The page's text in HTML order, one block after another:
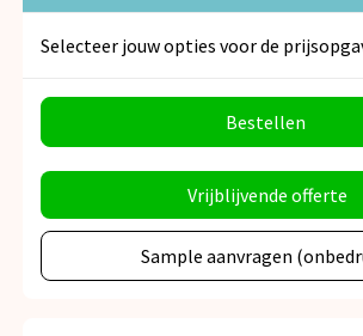
Selecteer jouw opties voor de
Bestellen
Vrijblijvende offerte
Sample aanvragen